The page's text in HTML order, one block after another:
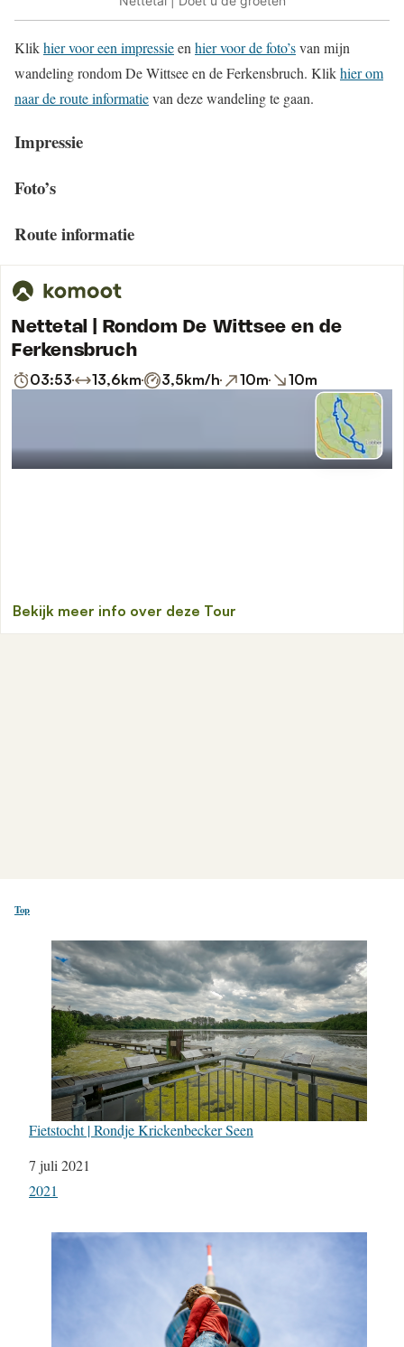
Klikhier voor een impressieen hier voor de foto’svan mijn
wandeling rondom De Wittsee en de Ferkensbruch. Klikhier om
naar de route informatievan deze wandeling te gaan.
Impressie
Foto’s
Route informatie
Top
Fietstocht | Rondje Krickenbecker Seen
Datum
7 juli 2021
In relatie tot
2021